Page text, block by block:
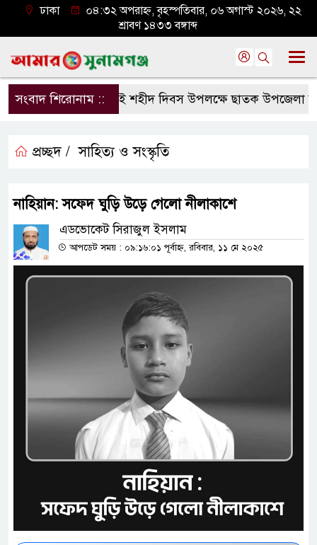
ঢাকা
০৪:৩২ অপরাহ্ন, বৃহস্পতিবার, ০৬ অগাস্ট ২০২৬, ২২
শ্রাবণ ১৪৩৩ বঙ্গাব্দ
সংবাদ শিরোনাম ::জুলাই শহীদ দিবস উপলক্ষে ছাতক উপজেলা
প্রচ্ছদ / সাহিত্য ও সংস্কৃতি
নাহিয়ান: সফেদ ঘুড়ি উড়ে গেলো নীলাকাশে
এডভোকেট সিরাজুল ইসলাম
আপডেট সময় : ০৯:১৬:০১ পূর্বাহ্ন, রবিবার, ১১ মে ২০২৫